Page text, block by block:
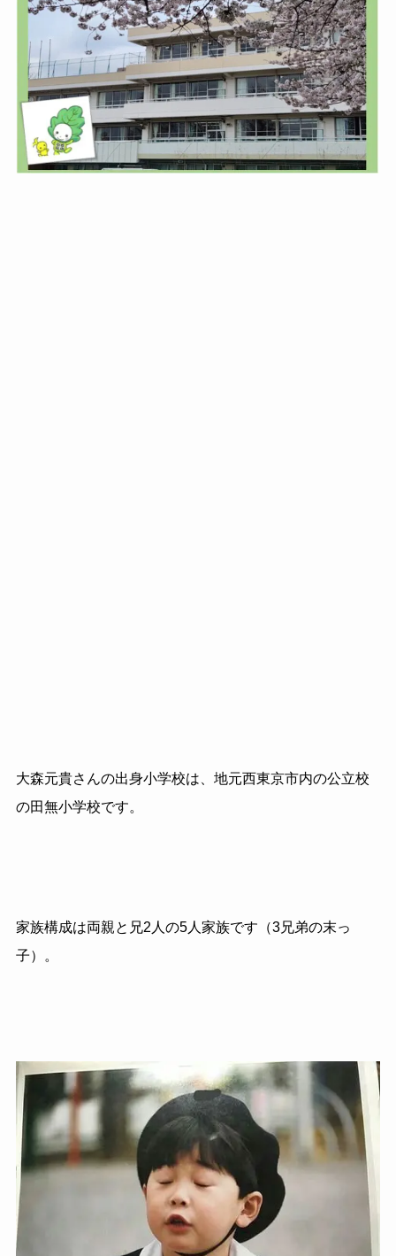
大森元貴さんの出身小学校は、地元西東京市内の公立校
の田無小学校です。
家族構成は両親と兄2人の5人家族です（3兄弟の末っ
子）。